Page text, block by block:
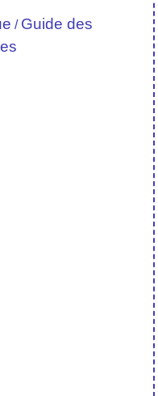
/ Guide des